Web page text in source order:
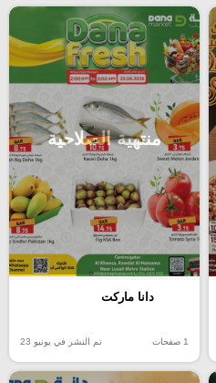
منتهية الصلاحية
دانا ماركت
1 صفحات تم النشر في يونيو 23